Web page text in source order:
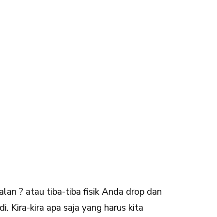
? atau tiba-tiba fisik Anda drop dan
Kira-kira apa saja yang harus kita